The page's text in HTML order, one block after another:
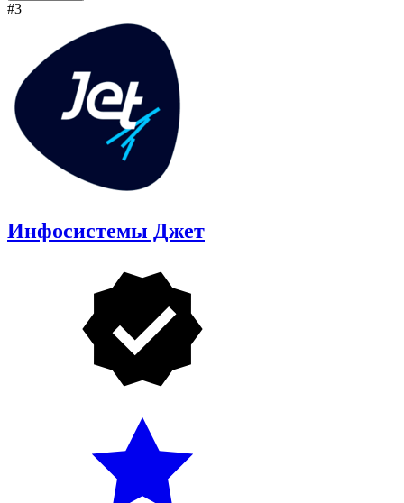
#3
Инфосистемы Джет